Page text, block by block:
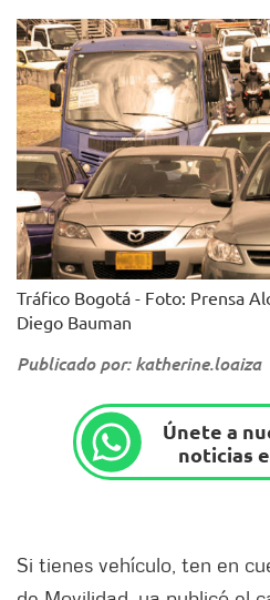
Tráfico Bogotá - Foto: Prensa
Diego Bauman
Publicado por: katherine.loaiza
Únete a
noticias
Si tienes vehículo, ten en